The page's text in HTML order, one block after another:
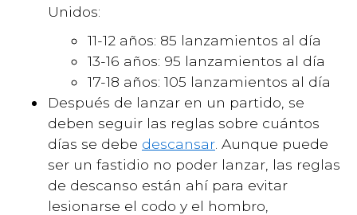
Unidos:
11-12 años: 85 lanzamientos al día
13-16 años: 95 lanzamientos al día
17-18 años: 105 lanzamientos al día
Después de lanzar en un partido, se
deben seguir las reglas sobre cuántos
días se debe descansar . Aunque puede
ser un fastidio no poder lanzar, las reglas
de descanso están ahí para evitar
lesionarse el codo y el hombro,